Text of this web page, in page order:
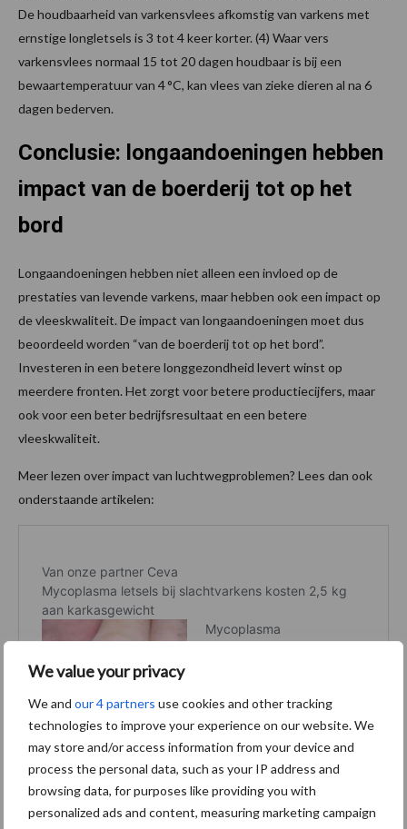
We value your privacy
We and our 4 partners use cookies and other tracking
technologies to improve your experience on our website. We
may store and/or access information from your device and
process the personal data, such as your IP address and
browsing data, for purposes like providing you with
personalized ads and content, measuring marketing campaign
De houdbaarheid van varkensvlees afkomstig van varkens met
ernstige longletsels is 3 tot 4 keer korter. (4) Waar vers
varkensvlees normaal 15 tot 20 dagen houdbaar is bij een
bewaartemperatuur van 4 °C, kan vlees van zieke dieren al na 6
dagen bederven.
Conclusie: longaandoeningen hebben
impact van de boerderij tot op het
bord
Longaandoeningen hebben niet alleen een invloed op de
prestaties van levende varkens, maar hebben ook een impact op
de vleeskwaliteit. De impact van longaandoeningen moet dus
beoordeeld worden “van de boerderij tot op het bord”.
Investeren in een betere longgezondheid levert winst op
meerdere fronten. Het zorgt voor betere productiecijfers, maar
ook voor een beter bedrijfsresultaat en een betere
vleeskwaliteit.
Meer lezen over impact van luchtwegproblemen? Lees dan ook
onderstaande artikelen: